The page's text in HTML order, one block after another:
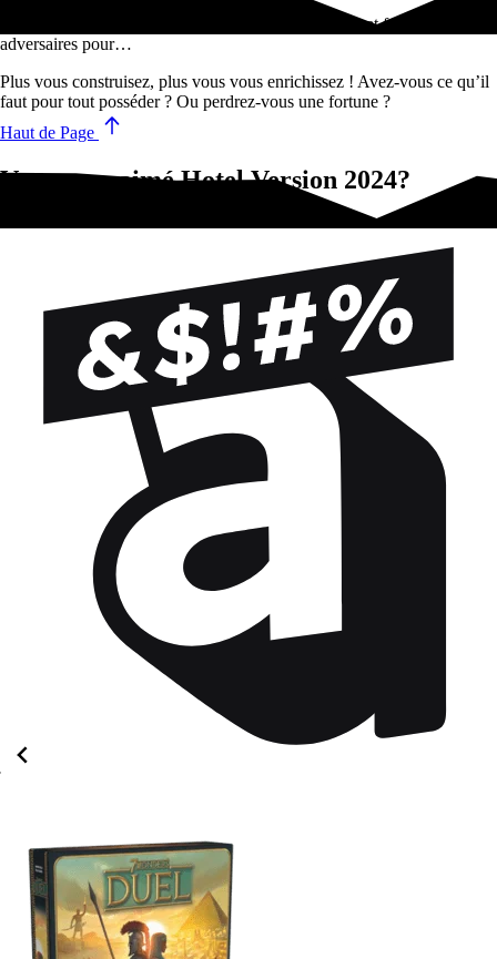
Développez des hôtels de luxe dans le monde entier et faites payer vos
adversaires pour…
Plus vous construisez, plus vous vous enrichissez ! Avez-vous ce qu’il
faut pour tout posséder ? Ou perdrez-vous une fortune ?
Haut de Page
Vous avez aimé Hotel Version 2024?